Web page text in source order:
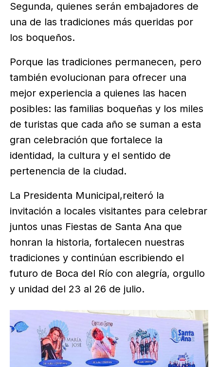
Segunda, quienes serán embajadores de
una de las tradiciones más queridas por
los boqueños.
Porque las tradiciones permanecen, pero
también evolucionan para ofrecer una
mejor experiencia a quienes las hacen
posibles: las familias boqueñas y los miles
de turistas que cada año se suman a esta
gran celebración que fortalece la
identidad, la cultura y el sentido de
pertenencia de la ciudad.
La Presidenta Municipal,reiteró la
invitación a locales visitantes para celebrar
juntos unas Fiestas de Santa Ana que
honran la historia, fortalecen nuestras
tradiciones y continúan escribiendo el
futuro de Boca del Río con alegría, orgullo
y unidad del 23 al 26 de julio.